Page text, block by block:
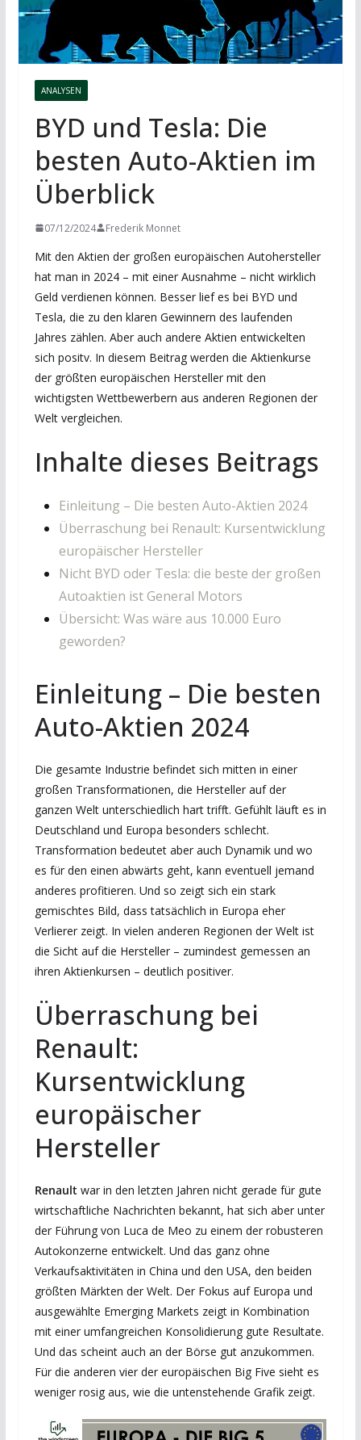
ANALYSEN
BYD und Tesla: Die
besten Auto-Aktien im
Überblick
07/12/2024 Frederik Monnet
Mit den Aktien der großen europäischen Autohersteller
hat man in 2024 – mit einer Ausnahme – nicht wirklich
Geld verdienen können. Besser lief es bei BYD und
Tesla, die zu den klaren Gewinnern des laufenden
Jahres zählen. Aber auch andere Aktien entwickelten
sich positv. In diesem Beitrag werden die Aktienkurse
der größten europäischen Hersteller mit den
wichtigsten Wettbewerbern aus anderen Regionen der
Welt vergleichen.
Inhalte dieses Beitrags
Einleitung – Die besten Auto-Aktien 2024
Überraschung bei Renault: Kursentwicklung
europäischer Hersteller
Nicht BYD oder Tesla: die beste der großen
Autoaktien ist General Motors
Übersicht: Was wäre aus 10.000 Euro
geworden?
Einleitung – Die besten
Auto-Aktien 2024
Die gesamte Industrie befindet sich mitten in einer
großen Transformationen, die Hersteller auf der
ganzen Welt unterschiedlich hart trifft. Gefühlt läuft es in
Deutschland und Europa besonders schlecht.
Transformation bedeutet aber auch Dynamik und wo
es für den einen abwärts geht, kann eventuell jemand
anderes profitieren. Und so zeigt sich ein stark
gemischtes Bild, dass tatsächlich in Europa eher
Verlierer zeigt. In vielen anderen Regionen der Welt ist
die Sicht auf die Hersteller – zumindest gemessen an
ihren Aktienkursen – deutlich positiver.
Überraschung bei
Renault:
Kursentwicklung
europäischer
Hersteller
Renaultwar in den letzten Jahren nicht gerade für gute
wirtschaftliche Nachrichten bekannt, hat sich aber unter
der Führung von Luca de Meo zu einem der robusteren
Autokonzerne entwickelt. Und das ganz ohne
Verkaufsaktivitäten in China und den USA, den beiden
größten Märkten der Welt. Der Fokus auf Europa und
ausgewählte Emerging Markets zeigt in Kombination
mit einer umfangreichen Konsolidierung gute Resultate.
Und das scheint auch an der Börse gut anzukommen.
Für die anderen vier der europäischen Big Five sieht es
weniger rosig aus, wie die untenstehende Grafik zeigt.